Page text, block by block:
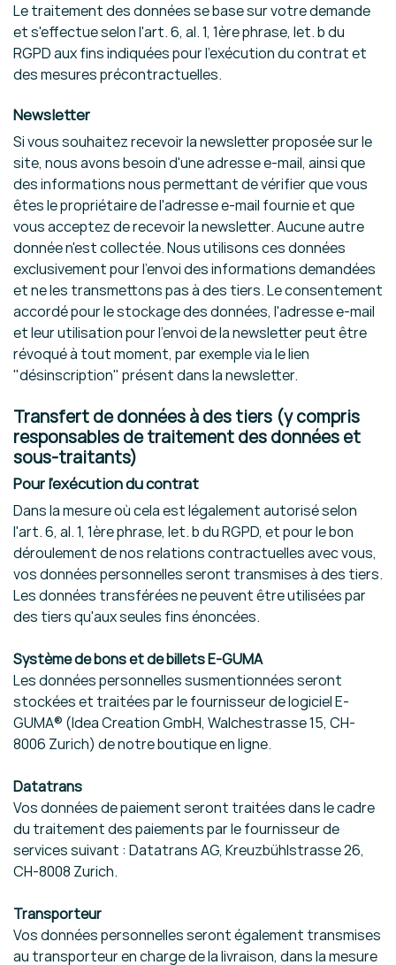
Le traitement des données se base sur votre demande
et s'effectue selon l'art. 6, al. 1, 1ère phrase, let. b du
RGPD aux fins indiquées pour l'exécution du contrat et
des mesures précontractuelles.
Newsletter
Si vous souhaitez recevoir la newsletter proposée sur le
site, nous avons besoin d'une adresse e-mail, ainsi que
des informations nous permettant de vérifier que vous
êtes le propriétaire de l'adresse e-mail fournie et que
vous acceptez de recevoir la newsletter. Aucune autre
donnée n'est collectée. Nous utilisons ces données
exclusivement pour l'envoi des informations demandées
et ne les transmettons pas à des tiers. Le consentement
accordé pour le stockage des données, l'adresse e-mail
et leur utilisation pour l'envoi de la newsletter peut être
révoqué à tout moment, par exemple via le lien
"désinscription" présent dans la newsletter.
Transfert de données à des tiers (y compris
responsables de traitement des données et
sous-traitants)
Pour l'exécution du contrat
Dans la mesure où cela est légalement autorisé selon
l'art. 6, al. 1, 1ère phrase, let. b du RGPD, et pour le bon
déroulement de nos relations contractuelles avec vous,
vos données personnelles seront transmises à des tiers.
Les données transférées ne peuvent être utilisées par
des tiers qu'aux seules fins énoncées.
Système de bons et de billets E-GUMA
Les données personnelles susmentionnées seront
stockées et traitées par le fournisseur de logiciel E-
GUMA® (Idea Creation GmbH, Walchestrasse 15, CH-
8006 Zurich) de notre boutique en ligne.
Datatrans
Vos données de paiement seront traitées dans le cadre
du traitement des paiements par le fournisseur de
services suivant : Datatrans AG, Kreuzbühlstrasse 26,
CH-8008 Zurich.
Transporteur
Vos données personnelles seront également transmises
au transporteur en charge de la livraison, dans la mesure